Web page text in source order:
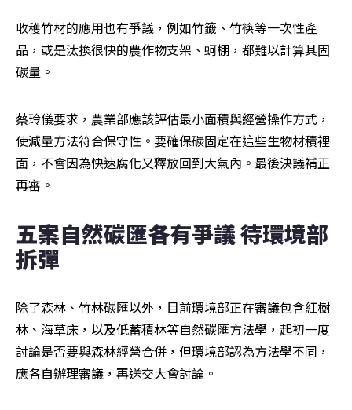
收穫竹材的應用也有爭議，例如竹籤、竹筷等一次性產
品，或是汰換很快的農作物支架、蚵棚，都難以計算其固
碳量。
蔡玲儀要求，農業部應該評估最小面積與經營操作方式，
使減量方法符合保守性。要確保碳固定在這些生物材積裡
面，不會因為快速腐化又釋放回到大氣內。最後決議補正
再審。
五案自然碳匯各有爭議 待環境部
拆彈
除了森林、竹林碳匯以外，目前環境部正在審議包含紅樹
林、海草床，以及低蓄積林等自然碳匯方法學，起初一度
討論是否要與森林經營合併，但環境部認為方法學不同，
應各自辦理審議，再送交大會討論。